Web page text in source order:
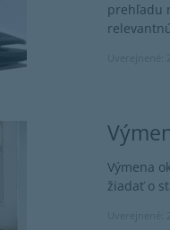
prehľadu
Výmena
žiadať o